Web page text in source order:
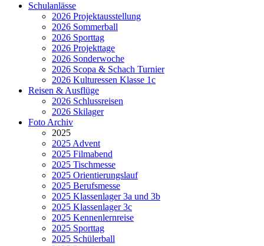
Schulanlässe
2026 Projektausstellung
2026 Sommerball
2026 Sporttag
2026 Projekttage
2026 Sonderwoche
2026 Scopa & Schach Turnier
2026 Kulturessen Klasse 1c
Reisen & Ausflüge
2026 Schlussreisen
2026 Skilager
Foto Archiv
2025
2025 Advent
2025 Filmabend
2025 Tischmesse
2025 Orientierungslauf
2025 Berufsmesse
2025 Klassenlager 3a und 3b
2025 Klassenlager 3c
2025 Kennenlernreise
2025 Sporttag
2025 Schülerball